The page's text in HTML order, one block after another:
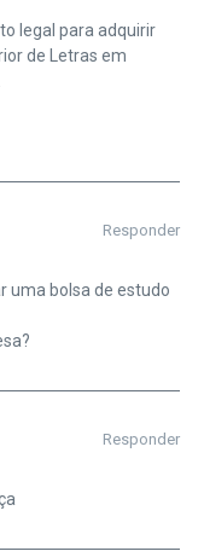
legal para adquirir
de Letras em
Responder
uma bolsa de estudo
Responder